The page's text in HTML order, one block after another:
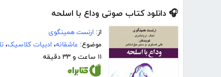
🎧 دانلود کتاب صوتی وداع با اسلحه
از: ارنست همینگوی
موضوع: عاشقانه، ادبیات کلاسیک،
۱۱ ساعت و ۳۳ دقیقه